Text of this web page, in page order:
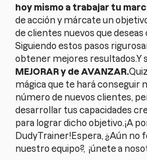
hoy mismo a trabajar tu
de acción y márcate un
de clientes nuevos que deseas
Siguiendo estos pasos
obtener mejores resultados.Y
MEJORAR y de AVANZAR.
mágica que te hará conseguir
número de nuevos clientes,
desarrollar tus capacidades
para lograr dicho objetivo.¡A
DudyTrainer!Espera, ¿Aún no
nuestro equipo?, ¡únete a